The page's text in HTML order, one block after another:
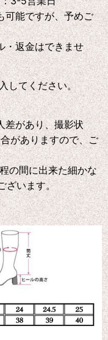
能ですが、予めご
返金はできませ
してください。
があり、撮影状
がありますので、ご
間に出来た細かな
ざいます。